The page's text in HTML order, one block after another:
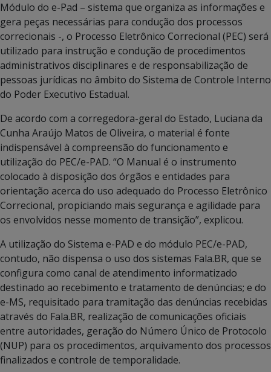
Módulo do e-Pad – sistema que organiza as informações e
gera peças necessárias para condução dos processos
correcionais -, o Processo Eletrônico Correcional (PEC) será
utilizado para instrução e condução de procedimentos
administrativos disciplinares e de responsabilização de
pessoas jurídicas no âmbito do Sistema de Controle Interno
do Poder Executivo Estadual.
De acordo com a corregedora-geral do Estado, Luciana da
Cunha Araújo Matos de Oliveira, o material é fonte
indispensável à compreensão do funcionamento e
utilização do PEC/e-PAD. “O Manual é o instrumento
colocado à disposição dos órgãos e entidades para
orientação acerca do uso adequado do Processo Eletrônico
Correcional, propiciando mais segurança e agilidade para
os envolvidos nesse momento de transição”, explicou.
A utilização do Sistema e-PAD e do módulo PEC/e-PAD,
contudo, não dispensa o uso dos sistemas Fala.BR, que se
configura como canal de atendimento informatizado
destinado ao recebimento e tratamento de denúncias; e do
e-MS, requisitado para tramitação das denúncias recebidas
através do Fala.BR, realização de comunicações oficiais
entre autoridades, geração do Número Único de Protocolo
(NUP) para os procedimentos, arquivamento dos processos
finalizados e controle de temporalidade.